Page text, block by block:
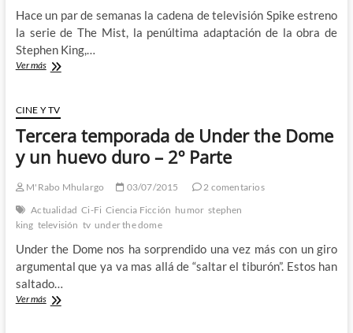
Parte
Hace un par de semanas la cadena de televisión Spike estreno
la serie de The Mist, la penúltima adaptación de la obra de
Stephen King,…
Ver másThe
La
nueva
adaptación
Stephen
que
matara…
aburrimiento.
CINE Y TV
Tercera temporada de Under the Dome
y un huevo duro – 2º Parte
M'Rabo Mhulargo 03/07/2015
2 comentarios
Actualidad Ci-Fi Ciencia Ficción humor stephen
king televisión tv under the dome
Under the Dome nos ha sorprendido una vez más con un giro
argumental que ya va mas allá de “saltar el tiburón”. Estos han
saltado…
Ver másTercera